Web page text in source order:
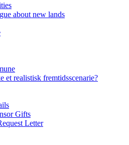
about new lands
et realistisk fremtidsscenarie?
Gifts
Letter